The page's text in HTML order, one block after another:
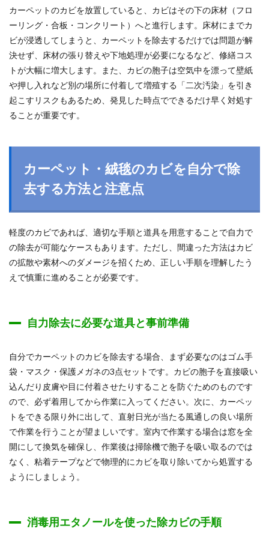
カーペットのカビを放置していると、カビはその下の床材（フロ
ーリング・合板・コンクリート）へと進行します。床材にまでカ
ビが浸透してしまうと、カーペットを除去するだけでは問題が解
決せず、床材の張り替えや下地処理が必要になるなど、修繕コス
トが大幅に増大します。また、カビの胞子は空気中を漂って壁紙
や押し入れなど別の場所に付着して増殖する「二次汚染」を引き
起こすリスクもあるため、発見した時点でできるだけ早く対処す
ることが重要です。
カーペット・絨毯のカビを自分で除
去する方法と注意点
軽度のカビであれば、適切な手順と道具を用意することで自力で
の除去が可能なケースもあります。ただし、間違った方法はカビ
の拡散や素材へのダメージを招くため、正しい手順を理解したう
えで慎重に進めることが必要です。
自力除去に必要な道具と事前準備
自分でカーペットのカビを除去する場合、まず必要なのはゴム手
袋・マスク・保護メガネの3点セットです。カビの胞子を直接吸い
込んだり皮膚や目に付着させたりすることを防ぐためのものです
ので、必ず着用してから作業に入ってください。次に、カーペッ
トをできる限り外に出して、直射日光が当たる風通しの良い場所
で作業を行うことが望ましいです。室内で作業する場合は窓を全
開にして換気を確保し、作業後は掃除機で胞子を吸い取るのでは
なく、粘着テープなどで物理的にカビを取り除いてから処置する
ようにしましょう。
消毒用エタノールを使った除カビの手順